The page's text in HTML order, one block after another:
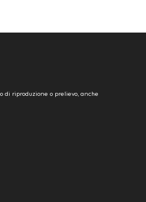
di riproduzione o prelievo, anche